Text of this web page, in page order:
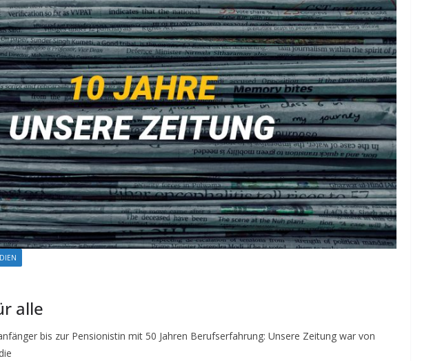
alle
bis zur Pensionistin mit 50 Jahren Berufserfahrung: Unsere Zeitung war von